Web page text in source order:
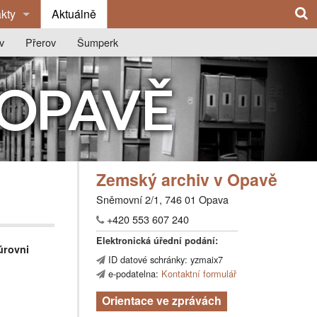
archiv v Opavě
Olomouc
okresní archivy
Aktuálně
archivu
Přerov
O archivu
Z historie archivu
Publikace
Výstavy
Šumperk
O archivu
Z historie archivu
Publikace
Výstavy
Spolupráce se školami
Badatelna
Kontakty
Zemský archiv v Opavě
Sněmovní 2/1, 746 01 Opava
+420 553 607 240
Elektronická úřední podání:
ID datové schránky: yzmaix7
e-podatelna: Kontaktní formulář
Orientace ve zprávách